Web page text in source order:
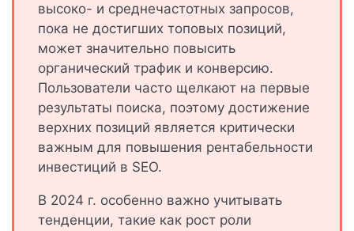
высоко- и среднечастотных запросов,
пока не достигших топовых позиций,
может значительно повысить
органический трафик и конверсию.
Пользователи часто щелкают на первые
результаты поиска, поэтому достижение
верхних позиций является критически
важным для повышения рентабельности
инвестиций в SEO.
В 2024 г. особенно важно учитывать
тенденции, такие как рост роли